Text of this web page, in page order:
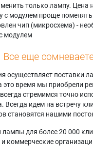
только лампу. Цена
с модулем проще
чип (микросхема) -
модулем
Все еще
осуществляет поставки
это время мы приобрели
стремимся точно
Всегда идем на встречу
становятся нашими
для более 20 000
коммерческие